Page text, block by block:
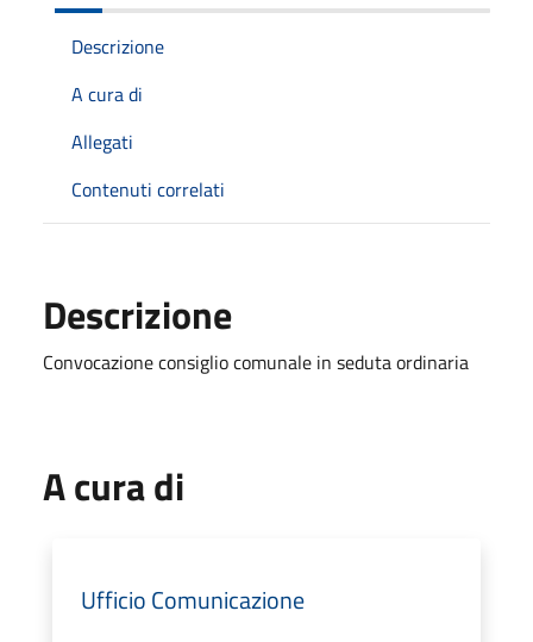
Descrizione
A cura di
Allegati
Contenuti correlati
Descrizione
Convocazione consiglio comunale in seduta ordinaria
A cura di
Ufficio Comunicazione